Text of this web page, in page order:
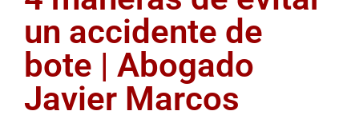
un accidente de
bote | Abogado
Javier Marcos